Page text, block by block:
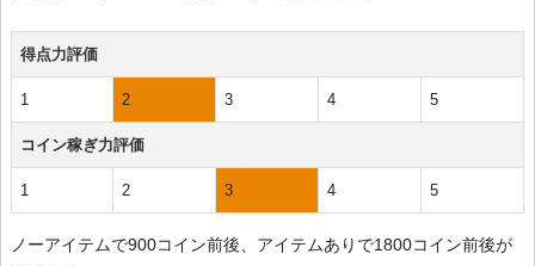
得点力評価
1 2 3 4 5
コイン稼ぎ力評価
1 2 3 4 5
ノーアイテムで900コイン前後、アイテムありで1800コイン前後が